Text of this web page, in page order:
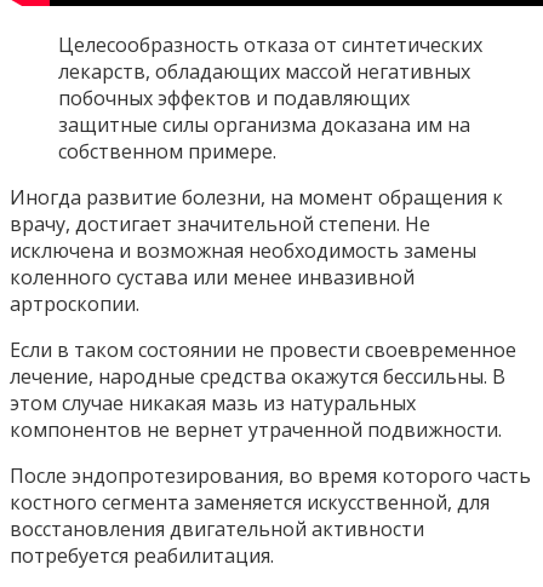
Целесообразность отказа от синтетических
лекарств, обладающих массой негативных
побочных эффектов и подавляющих
защитные силы организма доказана им на
собственном примере.
Иногда развитие болезни, на момент обращения к
врачу, достигает значительной степени. Не
исключена и возможная необходимость замены
коленного сустава или менее инвазивной
артроскопии.
Если в таком состоянии не провести своевременное
лечение, народные средства окажутся бессильны. В
этом случае никакая мазь из натуральных
компонентов не вернет утраченной подвижности.
После эндопротезирования, во время которого часть
костного сегмента заменяется искусственной, для
восстановления двигательной активности
потребуется реабилитация.